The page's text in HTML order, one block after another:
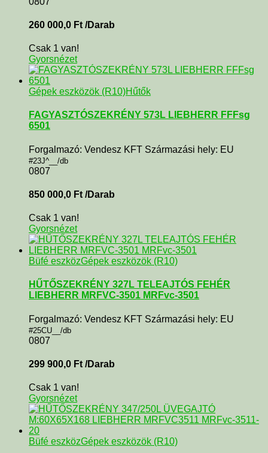
260 000,0 Ft /Darab
Csak 1 van!
Gyorsnézet
Gépek eszközök (R10)Hűtők
FAGYASZTÓSZEKRÉNY 573L LIEBHERR FFFsg
6501
Forgalmazó: Vendesz KFT Származási hely: EU
#23J^__/db
0807
850 000,0 Ft /Darab
Csak 1 van!
Gyorsnézet
Büfé eszközGépek eszközök (R10)
HŰTŐSZEKRÉNY 327L TELEAJTÓS FEHÉR
LIEBHERR MRFVC-3501 MRFvc-3501
Forgalmazó: Vendesz KFT Származási hely: EU
#25CU__/db
0807
299 900,0 Ft /Darab
Csak 1 van!
Gyorsnézet
Büfé eszközGépek eszközök (R10)